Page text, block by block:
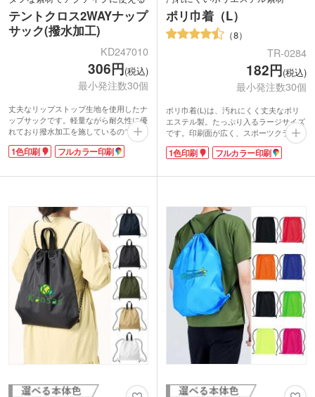
テントクロス2WAYナップ
サック(撥水加工)
KD247010
306円(税込)
最小発注数30個
丈夫なリップストップ生地を使用したナ
ップサックです。軽量ながら耐久性に優
れており撥水加工を施しているので水を
弾きます。ナップサックとしても手提げ
としても使える2WAY仕様です。広い開
ーツジムの着替え袋やシューズバッグと
が可能。オリジナルロゴを入れてスポー
ツ大会の参加特典やイベントの記念品に
いかがでしょうか。
1色印刷 フルカラー印刷
ポリ巾着（L）
8
TR-0284
182円(税込)
最小発注数30個
ポリ巾着(L)は、汚れにくく丈夫なポリ
エステル製。たっぷり入るラージサイズ
です。印刷面が広く、スポーツクラブや
子供会、球技大会などスポーツイベント
の参加ノベルティ・記念品に人気があり
可能。オリジナルの巾着が制作できま
納にも便利。日常のさまざまなシーン使
える、実用的な巾着袋です。
1色印刷 フルカラー印刷